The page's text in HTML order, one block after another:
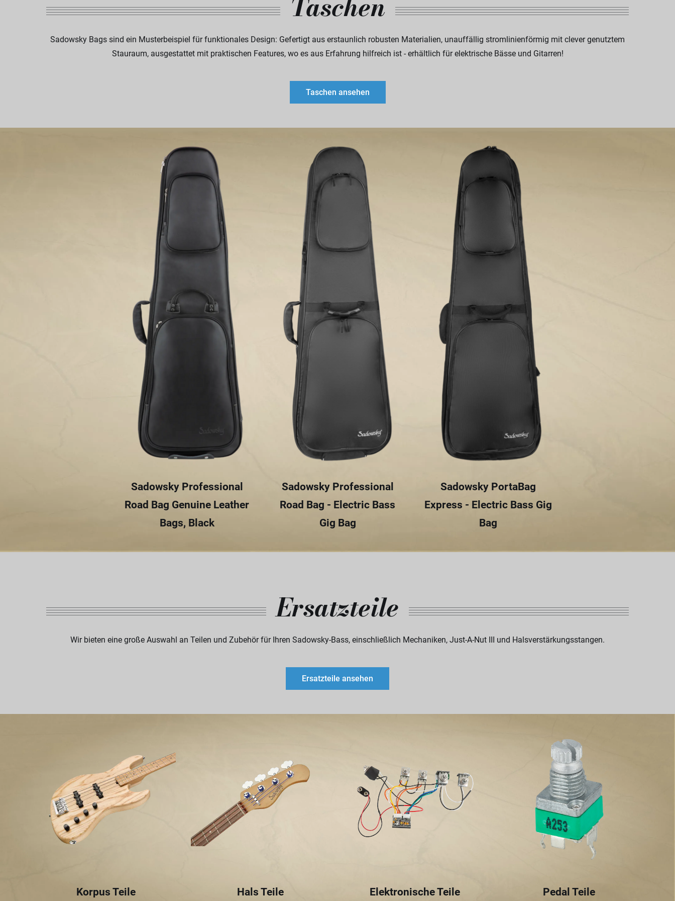
Sadowsky Bags sind ein Musterbeispiel für funktionales Design: Gefertigt aus erstaunlich robusten Materialien, unauffällig stromlinienförmig mit clever genutztem
Stauraum, ausgestattet mit praktischen Features, wo es aus Erfahrung hilfreich ist - erhältlich für elektrische Bässe und Gitarren!
Taschen ansehen
Sadowsky Professional
Road Bag Genuine Leather
Bags, Black
Sadowsky Professional
Road Bag - Electric Bass
Gig Bag
Sadowsky PortaBag
Express - Electric Bass Gig
Bag
Ersatzteile
Wir bieten eine große Auswahl an Teilen und Zubehör für Ihren Sadowsky-Bass, einschließlich Mechaniken, Just-A-Nut III und Halsverstärkungsstangen.
Ersatzteile ansehen
Korpus Teile Hals Teile Elektronische Teile Pedal Teile